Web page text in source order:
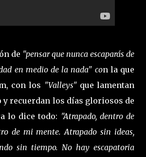
de "pensar que nunca escaparás de
en medio de la nada" con la que
con los "Valleys"que lamentan
recuerdan los días gloriosos de
lo dice todo: "Atrapado, dentro de
de mi mente. Atrapado sin ideas,
sin tiempo. No hay escapatoria